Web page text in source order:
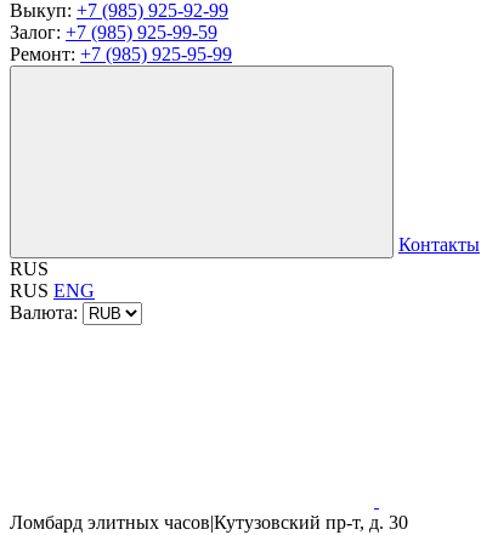
Выкуп: +7 (985) 925-92-99
Залог: +7 (985) 925-99-59
Ремонт: +7 (985) 925-95-99
Контакты
RUS
RUS ENG
Валюта:
Ломбард элитных часов|Кутузовский пр-т, д. 30